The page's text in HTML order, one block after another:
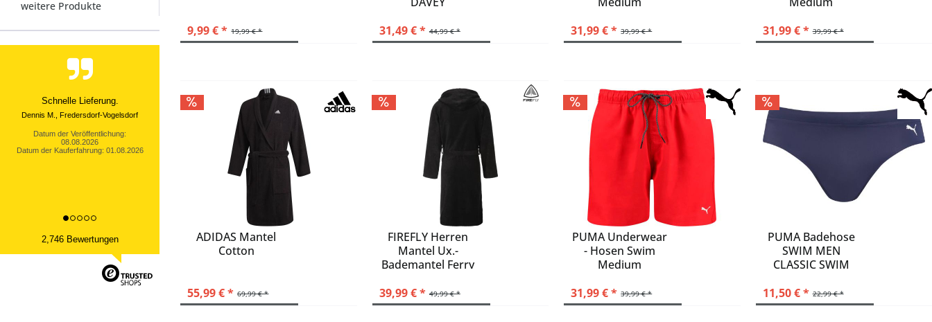
weitere Produkte
Schnelle Lieferung.
Dennis M., Fredersdorf-Vogelsdorf
Datum der Veröffentlichung:
08.08.2026
Datum der Kauferfahrung: 01.08.2026
2,746 Bewertungen
ZETEX
56
XXL
rot
schwarz
weiß
19,99 € *
9,99 € * 44,99 € *
31,49 € * 39,99 € *
31,99 € * 39,99 € *
31,99 € *
ADIDAS Mantel
Cotton
69,99 € *
55,99 € *
FIREFLY Herren
Mantel Ux.-
Bademantel Ferry
49,99 € *
39,99 € *
PUMA Underwear
- Hosen Swim
Medium
39,99 € *
31,99 € *
PUMA Badehose
SWIM MEN
CLASSIC SWIM
22,99 € *
11,50 € *